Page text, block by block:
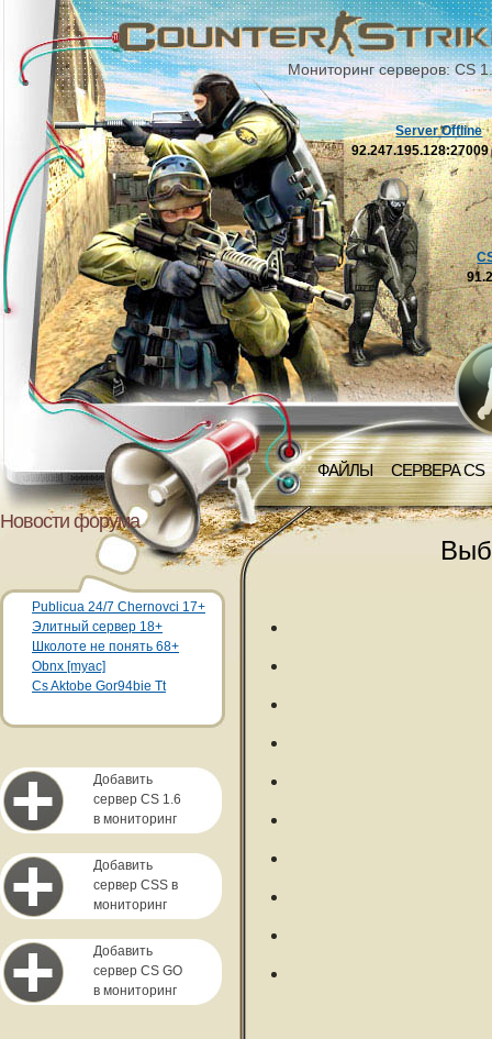
Мониторинг серверов: CS
ФАЙЛЫ СЕРВЕРА CS
Server Offline
92.247.195.128:27009
Новости форума
Publicua 24/7 Chernovci 17+
Элитный сервер 18+
Школоте не понять 68+
Obnx [myac]
Cs Aktobe Gor94bie Tt
Добавить
сервер CS 1.6
в мониторинг
Добавить
сервер CSS в
мониторинг
Добавить
сервер CS GO
в мониторинг